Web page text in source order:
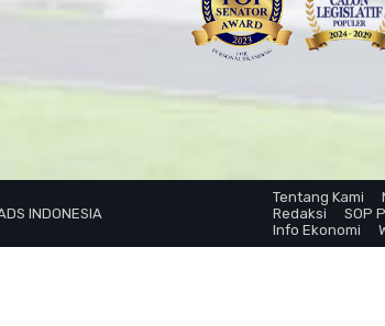
INDONESIA
Tentang Kami
Redaksi
SOP
Info Ekonomi